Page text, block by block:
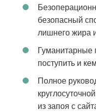
безопасный
лишнего жира
Гуманитарные
поступить и
Полное
из запоя с